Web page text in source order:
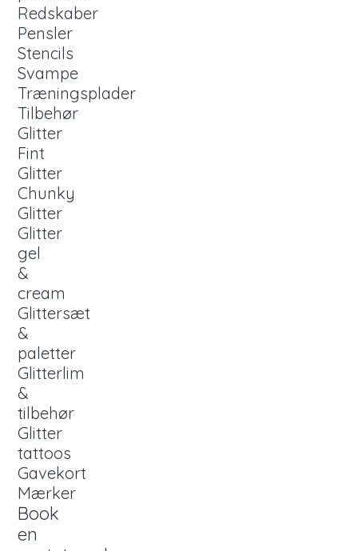
Redskaber
Pensler
Stencils
Svampe
Træningsplader
Tilbehør
Glitter
Fint
Glitter
Chunky
Glitter
Glitter
gel
&
cream
Glittersæt
&
paletter
Glitterlim
&
tilbehør
Glitter
tattoos
Gavekort
Mærker
Book
en